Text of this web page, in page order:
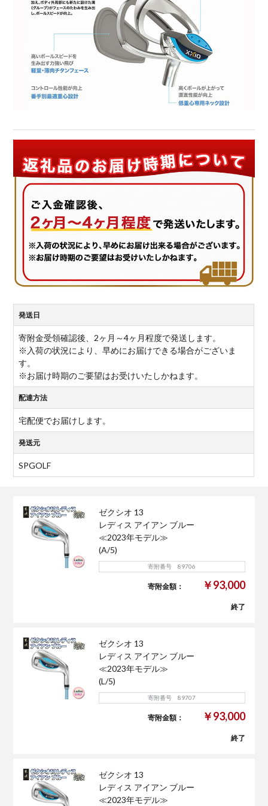
発送日
寄附金受領確認後、2ヶ月～4ヶ月程度で発送します。
※入荷の状況により、早めにお届けできる場合がございま
す。
※お届け時期のご要望はお受けいたしかねます。
配達方法
宅配便でお届けします。
発送元
SPGOLF
ゼクシオ 13
レディス アイアン ブルー
≪2023年モデル≫
(A/5)
寄附番号 89706
寄附金額： ￥93,000
終了
ゼクシオ 13
レディス アイアン ブルー
≪2023年モデル≫
(L/5)
寄附番号 89707
寄附金額： ￥93,000
終了
ゼクシオ 13
レディス アイアン ブルー
≪2023年モデル≫